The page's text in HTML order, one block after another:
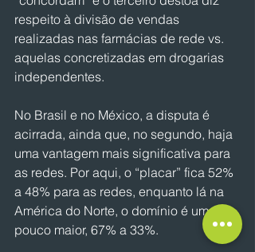
respeito à divisão de vendas
realizadas nas farmácias de rede vs.
aquelas concretizadas em drogarias
independentes.
No Brasil e no México, a disputa é
acirrada, ainda que, no segundo, haja
uma vantagem mais significativa para
as redes. Por aqui, o “placar” fica 52%
a 48% para as redes, enquanto lá na
América do Norte, o domínio é um
pouco maior, 67% a 33%.